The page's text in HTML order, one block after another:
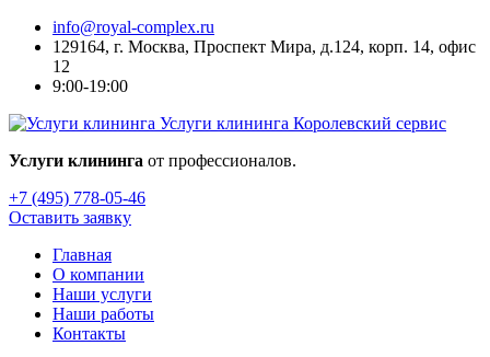
info@royal-complex.ru
129164, г. Москва, Проспект Мира, д.124, корп. 14, офис
12
9:00-19:00
Услуги клининга Королевский сервис
Услуги клининга от профессионалов.
+7 (495) 778-05-46
Оставить заявку
Главная
О компании
Наши услуги
Наши работы
Контакты